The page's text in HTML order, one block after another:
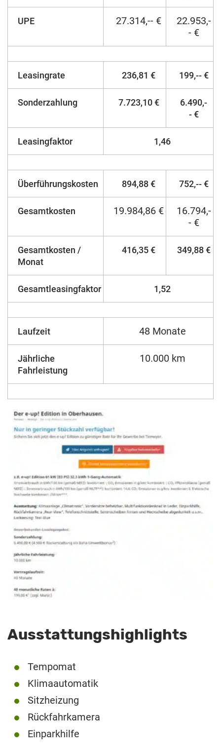
UPE 27.314,-- €
22.953,-
- €
Leasingrate 236,81 € 199,-- €
Sonderzahlung 7.723,10 €
6.490,-
- €
Leasingfaktor 1,46
Überführungskosten 894,88 € 752,-- €
Gesamtkosten 19.984,86 €
16.794,-
- €
Gesamtkosten /
Monat
416,35 € 349,88 €
Gesamtleasingfaktor 1,52
Laufzeit 48 Monate
Jährliche
Fahrleistung
10.000 km
Ausstattungshighlights
Tempomat
Klimaautomatik
Sitzheizung
Rückfahrkamera
Einparkhilfe